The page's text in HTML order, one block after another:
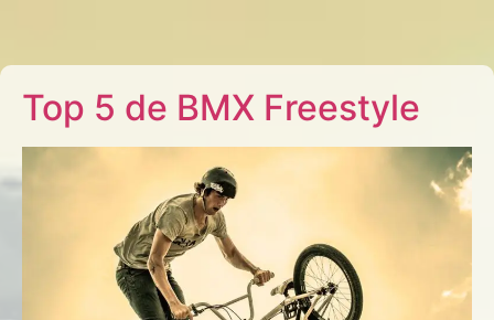
Top 5 de BMX Freestyle